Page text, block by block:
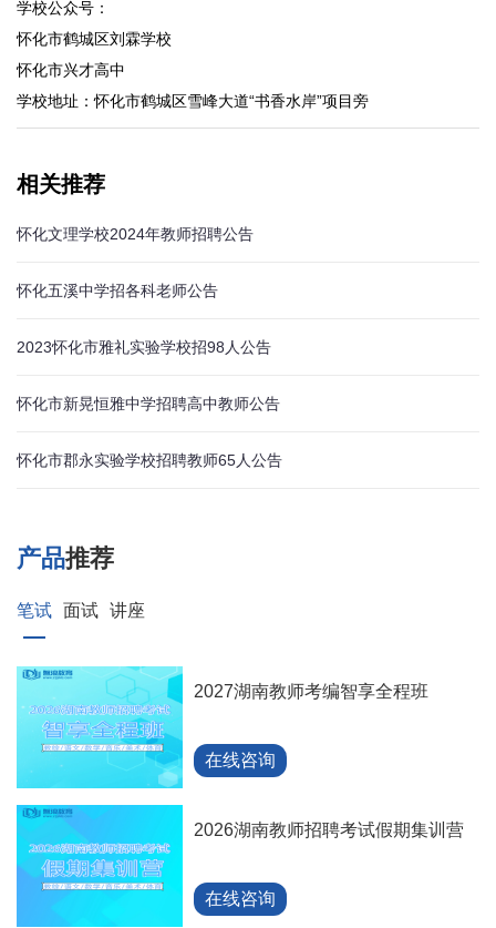
学校公众号：
怀化市鹤城区刘霖学校
怀化市兴才高中
学校地址：怀化市鹤城区雪峰大道“书香水岸”项目旁
相关推荐
怀化文理学校2024年教师招聘公告
怀化五溪中学招各科老师公告
2023怀化市雅礼实验学校招98人公告
怀化市新晃恒雅中学招聘高中教师公告
怀化市郡永实验学校招聘教师65人公告
产品推荐
笔试 面试 讲座
2027湖南教师考编智享全程班
在线咨询
2026湖南教师招聘考试假期集训营
在线咨询